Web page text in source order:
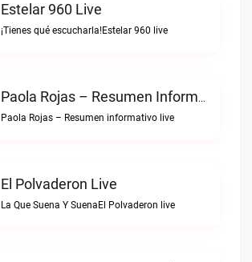
Estelar 960 Live
¡Tienes qué escucharla!Estelar 960 live
Paola Rojas – Resumen Informativo Live
Paola Rojas – Resumen informativo live
El Polvaderon Live
La Que Suena Y SuenaEl Polvaderon live